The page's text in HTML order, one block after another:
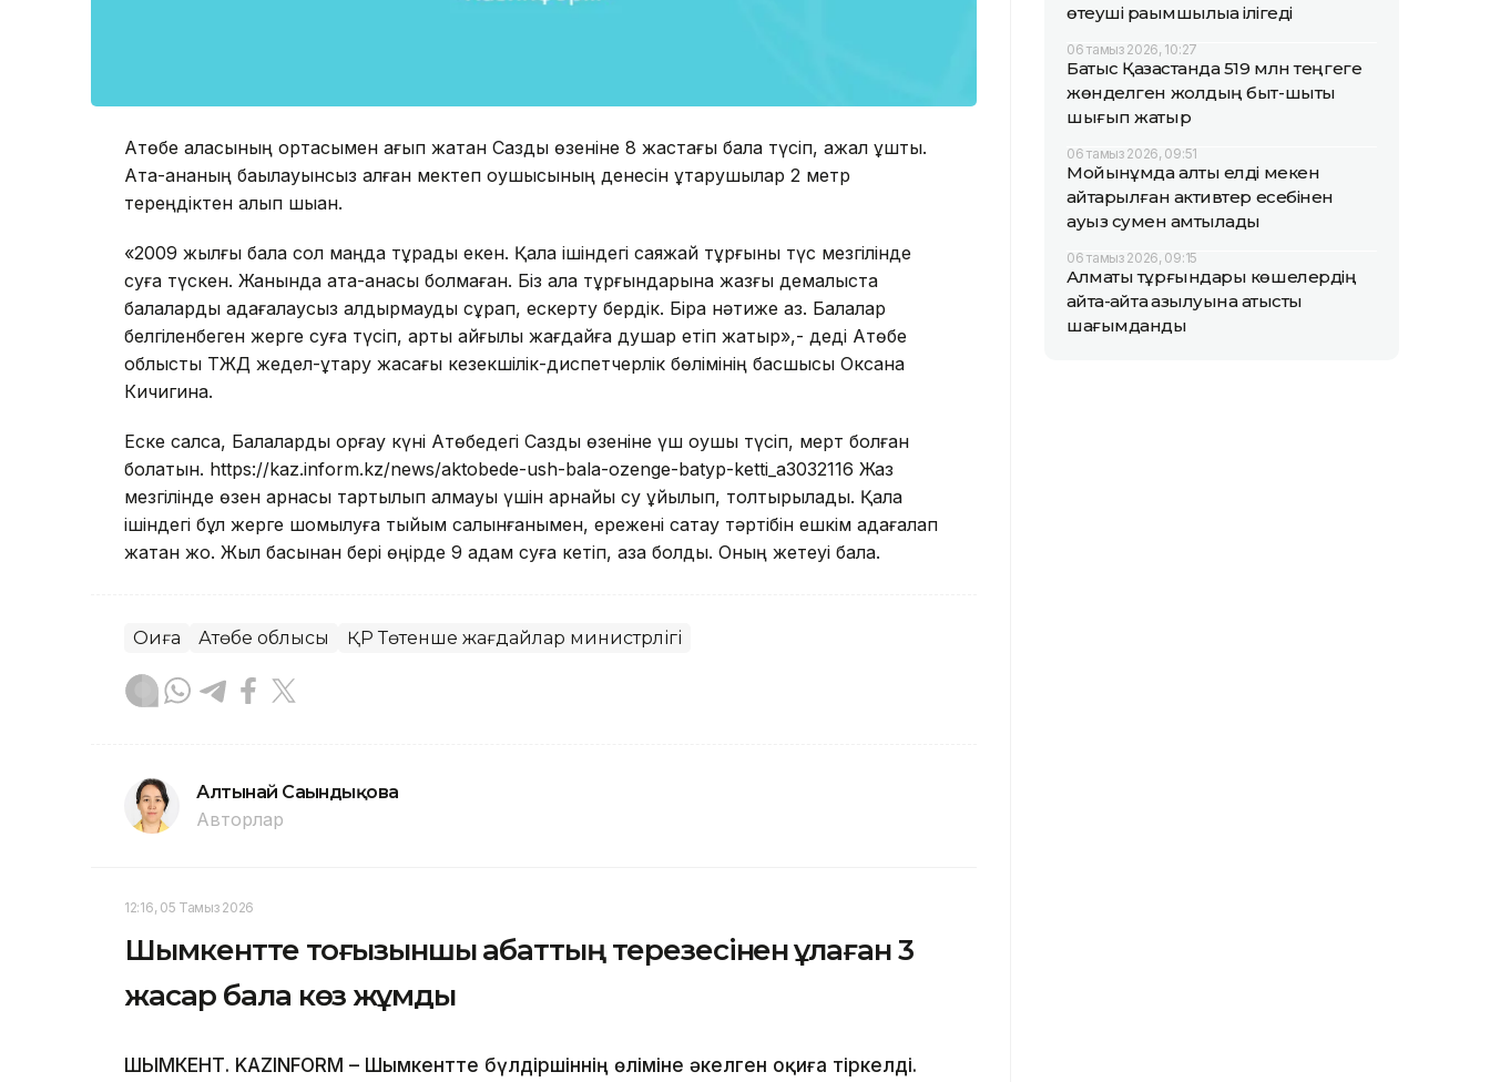
Ақтөбе қаласының ортасымен ағып жатқан Сазды өзеніне 8 жастағы бала түсіп, ажал құшты.
Ата-ананың бақылауынсыз қалған мектеп оқушысының денесін құтқарушылар 2 метр
тереңдіктен алып шыққан.
«2009 жылғы бала сол маңда тұрады екен. Қала ішіндегі саяжай тұрғыны түс мезгілінде
суға түскен. Жанында ата-анасы болмаған. Біз қала тұрғындарына жазғы демалыста
балаларды қадағалаусыз қалдырмауды сұрап, ескерту бердік. Бірақ нәтиже аз. Балалар
белгіленбеген жерге суға түсіп, арты қайғылы жағдайға душар етіп жатыр»,- деді Ақтөбе
облыстық ТЖД жедел-құтқару жасағы кезекшілік-диспетчерлік бөлімінің басшысы Оксана
Кичигина.
Еске салсақ, Балаларды қорғау күні Ақтөбедегі Сазды өзеніне үш оқушы түсіп, мерт болған
болатын. https://kaz.inform.kz/news/aktobede-ush-bala-ozenge-batyp-ketti_a3032116 Жаз
мезгілінде өзен арнасы тартылып қалмауы үшін арнайы су құйылып, толтырылады. Қала
ішіндегі бұл жерге шомылуға тыйым салынғанымен, ережені сақтау тәртібін ешкім қадағалап
жатқан жоқ. Жыл басынан бері өңірде 9 адам суға кетіп, қаза болды. Оның жетеуі бала.
Оқиға Ақтөбе облысы ҚР Төтенше жағдайлар министрлігі
Алтынай Сағындықова
Авторлар
12:16, 05 Тамыз 2026
Шымкентте тоғызыншы қабаттың терезесінен құлаған 3
жасар бала көз жұмды
ШЫМКЕНТ. KAZINFORM – Шымкентте бүлдіршіннің өліміне әкелген оқиға тіркелді.
өтеуші рақымшылыққа ілігеді
06 тамыз 2026, 10:27
Батыс Қазақстанда 519 млн теңгеге
жөнделген жолдың быт-шыты
шығып жатыр
06 тамыз 2026, 09:51
Мойынқұмда алты елді мекен
қайтарылған активтер есебінен
ауыз сумен қамтылады
06 тамыз 2026, 09:15
Алматы тұрғындары көшелердің
қайта-қайта қазылуына қатысты
шағымданды